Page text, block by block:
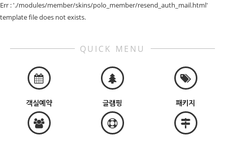
Err : './modules/member/skins/polo_member/resend_auth_mail.html'
template file does not exists.
QUICK MENU
객실예약 글램핑 패키지